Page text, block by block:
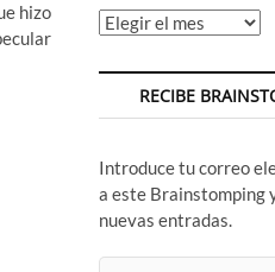
hizo
Archivos
RECIBE
Introduce tu correo
a este Brainstomping
nuevas entradas.